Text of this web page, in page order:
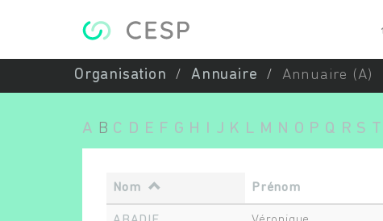
Organisation Annuaire Annuaire (A)
A B C D E F G H J K L M N O P Q R S T
Nom Prénom